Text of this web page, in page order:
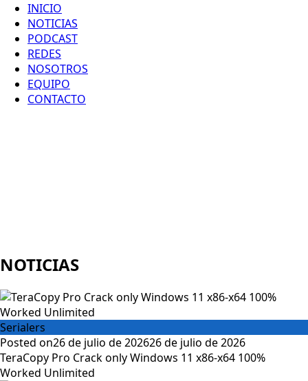
INICIO
NOTICIAS
PODCAST
REDES
NOSOTROS
EQUIPO
CONTACTO
NOTICIAS
Serialers
Posted on26 de julio de 202626 de julio de 2026
TeraCopy Pro Crack only Windows 11 x86-x64 100%
Worked Unlimited